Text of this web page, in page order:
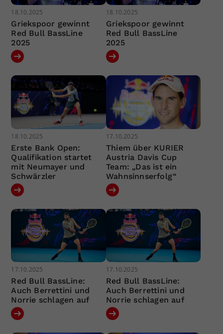
18.10.2025
Griekspoor gewinnt
Red Bull BassLine
2025
18.10.2025
Griekspoor gewinnt
Red Bull BassLine
2025
18.10.2025
Erste Bank Open:
Qualifikation startet
mit Neumayer und
Schwärzler
17.10.2025
Thiem über KURIER
Austria Davis Cup
Team: „Das ist ein
Wahnsinnserfolg“
17.10.2025
Red Bull BassLine:
Auch Berrettini und
Norrie schlagen auf
17.10.2025
Red Bull BassLine:
Auch Berrettini und
Norrie schlagen auf